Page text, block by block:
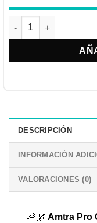
AMTRA PRO
DESCRIPCIÓN
INFORMACIÓN
VALORACIONES (0)
🦐🌿 Amtra Pro